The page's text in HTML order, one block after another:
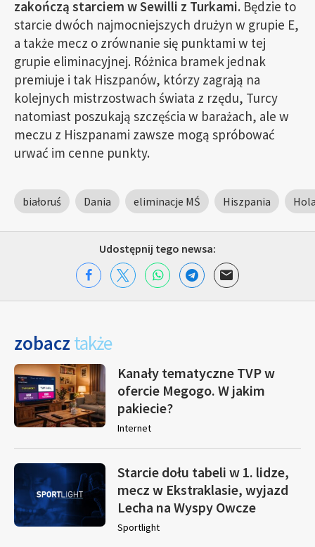
zakończą starciem w Sewilli z Turkami. Będzie to
starcie dwóch najmocniejszych drużyn w grupie E,
a także mecz o zrównanie się punktami w tej
grupie eliminacyjnej. Różnica bramek jednak
premiuje i tak Hiszpanów, którzy zagrają na
kolejnych mistrzostwach świata z rzędu, Turcy
natomiast poszukają szczęścia w barażach, ale w
meczu z Hiszpanami zawsze mogą spróbować
urwać im cenne punkty.
białoruś Dania eliminacje MŚ Hiszpania
Udostępnij tego newsa:
zobacz także
Kanały tematyczne TVP w
ofercie Megogo. W jakim
pakiecie?
Internet
Starcie dołu tabeli w 1. lidze,
mecz w Ekstraklasie, wyjazd
Lecha na Wyspy Owcze
Sportlight